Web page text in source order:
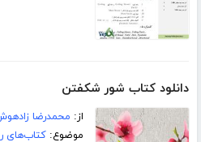
دانلود کتاب شور شکفتن
از: محمدرضا
موضوع:کتاب‌های